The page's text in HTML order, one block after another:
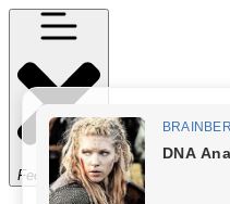
Fechar Menu